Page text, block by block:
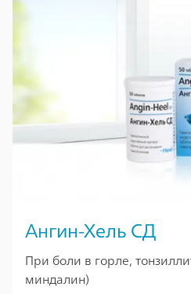
Ангин-Хель СД
При боли в горле,
миндалин)